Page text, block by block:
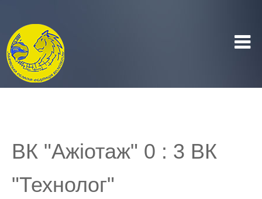
ВК "Ажіотаж" 0 : 3 ВК
"Технолог"